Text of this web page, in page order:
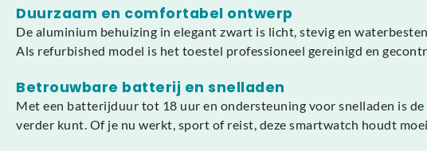
Duurzaam en comfortabel ontwerp
De aluminium behuizing in elegant zwart is licht, stevig en
Als refurbished model is het toestel professioneel gereinigd en
Betrouwbare batterij en snelladen
Met een batterijduur tot 18 uur en ondersteuning voor snelladen is
verder kunt. Of je nu werkt, sport of reist, deze smartwatch houdt